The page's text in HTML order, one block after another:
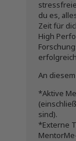
du es,
Zeit für
High
An
*Aktive
sind).
*Externe